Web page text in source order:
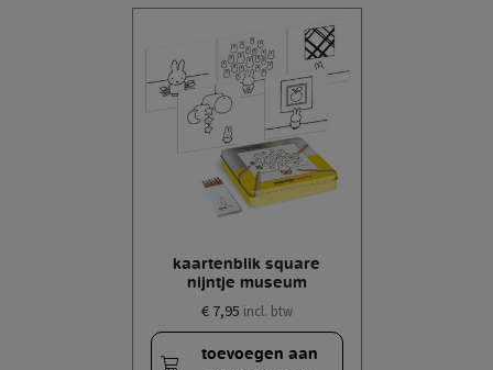
kaartenblik square
nijntje museum
€ 7,95 incl. btw
toevoegen aan